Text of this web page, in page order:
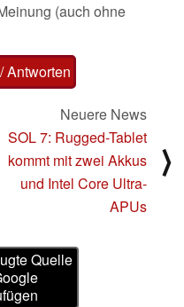
(auch ohne
Antworten
Neuere News
SOL 7: Rugged-Tablet
kommt mit zwei Akkus
und Intel Core Ultra-
APUs
⟩
Quelle